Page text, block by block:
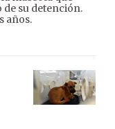
de su detención.
años.